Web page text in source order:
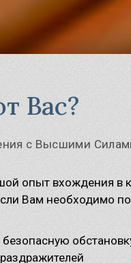
Вас?
с Высшими
опыт вхождения в
Вам необходимо